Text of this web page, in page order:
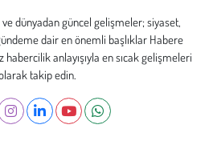
dünyadan güncel gelişmeler; siyaset,
dair en önemli başlıklar Habere
habercilik anlayışıyla en sıcak gelişmeleri
takip edin.